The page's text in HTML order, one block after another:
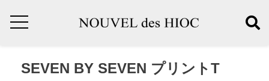
SEVEN BY SEVEN プリントT